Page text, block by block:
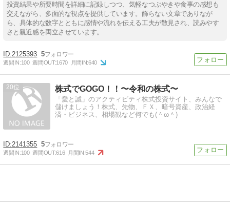
投資結果や所要時間を詳細に記録しつつ、気軽なつぶやきや食事の感想も
交えながら、多面的な視点を提供しています。飾らない文章でありなが
ら、具体的な数字とともに感情や流れを伝える工夫が散見され、読みやす
さと親近感を両立させています。
2125393 5
週間IN:100 週間OUT:1670 月間IN:640
20 株式でGOGO！！〜令和の株式〜
「愛と誠」のアクティビティ株式投資サイト、みんなで
儲けましょう！株式、先物、ＦＸ、暗号資産、政治経
済・ビジネス、相場観など何でも(＾ω＾)
2141355 5
週間IN:100 週間OUT:616 月間IN:544